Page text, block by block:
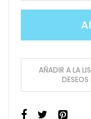
AÑADIR A LA
DESEOS